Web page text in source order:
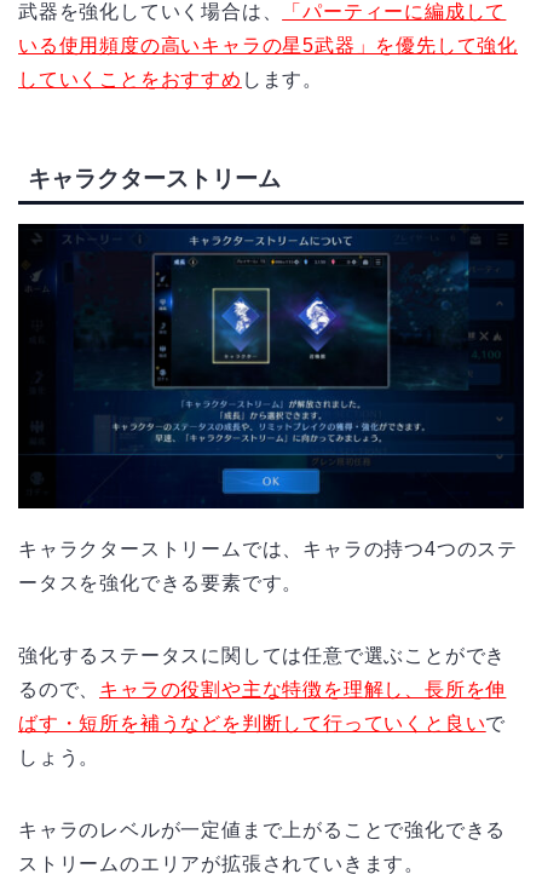
武器を強化していく場合は、
「パーティーに編成して
いる使用頻度の高いキャラの星5武器」を優先して強化
していくことをおすすめ します。
キャラクターストリーム
キャラクターストリームでは、キャラの持つ4つのステ
ータスを強化できる要素です。
強化するステータスに関しては任意で選ぶことができ
るので、 キャラの役割や主な特徴を理解し、長所を伸
ばす・短所を補うなどを判断して行っていくと良いで
しょう。
キャラのレベルが一定値まで上がることで強化できる
ストリームのエリアが拡張されていきます。